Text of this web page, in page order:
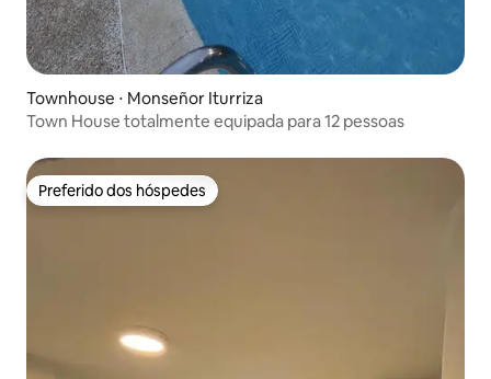
Townhouse ⋅ Monseñor Iturriza
Town House totalmente equipada para 12 pessoas
Preferido dos hóspedes
Preferido dos hóspedes